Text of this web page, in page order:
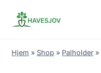
Hjem » Shop » Palholder »